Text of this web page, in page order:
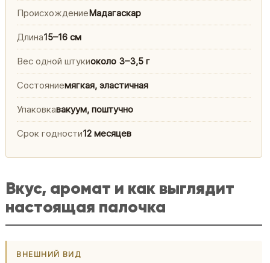
ПроисхождениеМадагаскар
Длина15–16 см
Вес одной штукиоколо 3–3,5 г
Состояниемягкая, эластичная
Упаковкавакуум, поштучно
Срок годности12 месяцев
Вкус, аромат и как выглядит
настоящая палочка
ВНЕШНИЙ ВИД